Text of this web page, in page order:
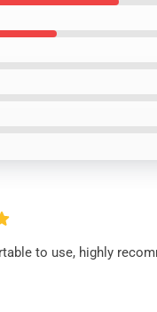
to use, highly